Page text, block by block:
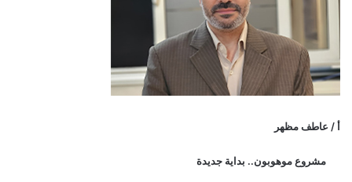
أ / عاطف مظهر
مشروع موهوبون.. بداية جديدة